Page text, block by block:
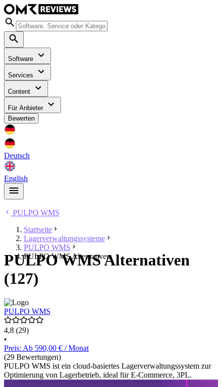
Software
Services
Content
Für Anbieter
Bewerten
Deutsch
English
PULPO WMS
Startseite
Lagerverwaltungssysteme
PULPO WMS
PULPO WMS Alternativen
PULPO WMS Alternativen
(127)
PULPO WMS
4,8 (29)
•
Preis: Ab 590,00 € / Monat
(29 Bewertungen)
PULPO WMS ist ein cloud-basiertes Lagerverwaltungssystem zur
Optimierung von Lagerbetrieb, ideal für E-Commerce, 3PL.